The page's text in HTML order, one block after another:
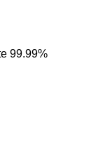
99.99%